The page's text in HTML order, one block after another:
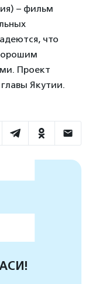
– фильм
что
Проект
Якутии.